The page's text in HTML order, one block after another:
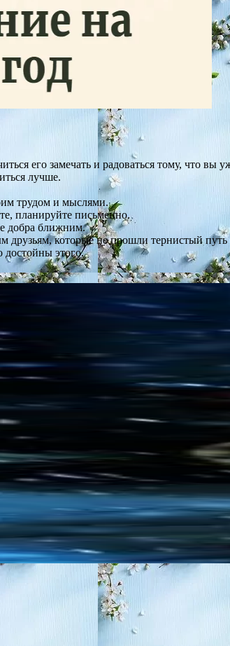
его замечать и радоваться тому, что вы
лучше.
трудом и мыслями.
планируйте письменно.
добра ближним.
друзьям, которые не прошли тернистый путь
достойны этого.